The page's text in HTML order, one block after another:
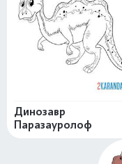
Динозавр
Паразауролоф